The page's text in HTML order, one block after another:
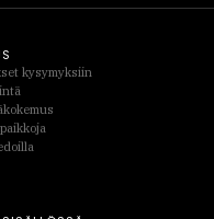
kysymyksiin